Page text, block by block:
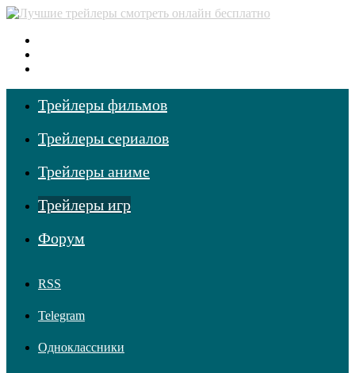
Трейлеры фильмов
Трейлеры сериалов
Трейлеры аниме
Трейлеры игр
Форум
RSS
Telegram
Одноклассники